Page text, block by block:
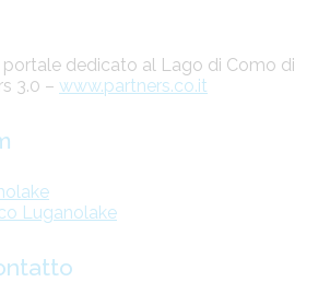
dedicato al Lago di Como di
3.0 – www.partners.co.it
Luganolake